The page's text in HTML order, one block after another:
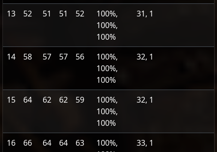
13 52 51 51 52
100%,
100%,
100%
31, 1
14 58 57 57 56
100%,
100%,
100%
32, 1
15 64 62 62 59
100%,
100%,
100%
32, 1
16 66 64 64 63
100%,
33, 1